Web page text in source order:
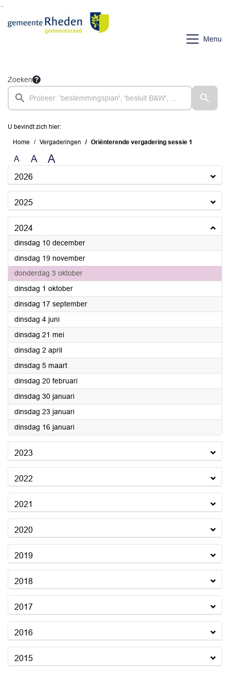
Ga naar de inhoud van deze pagina
Menu
Zoeken
U bevindt zich hier:
Home Vergaderingen Oriënterende vergadering sessie 1
A A A
2026
2025
2024
dinsdag 10 december2024
dinsdag 19 november2024
donderdag 3 oktober2024
dinsdag 1 oktober2024
dinsdag 17 september2024
dinsdag 4 juni2024
dinsdag 21 mei2024
dinsdag 2 april2024
dinsdag 5 maart2024
dinsdag 20 februari2024
dinsdag 30 januari2024
dinsdag 23 januari2024
dinsdag 16 januari2024
2023
2022
2021
2020
2019
2018
2017
2016
2015